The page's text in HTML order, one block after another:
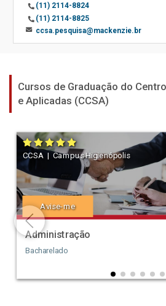
(11) 2114-8824
(11) 2114-8825
ccsa.pesquisa@mackenzie.br
Cursos de Graduação do
e Aplicadas (CCSA)
CCSA | Campus Higienópolis
Avise-me
Administração
Bacharelado